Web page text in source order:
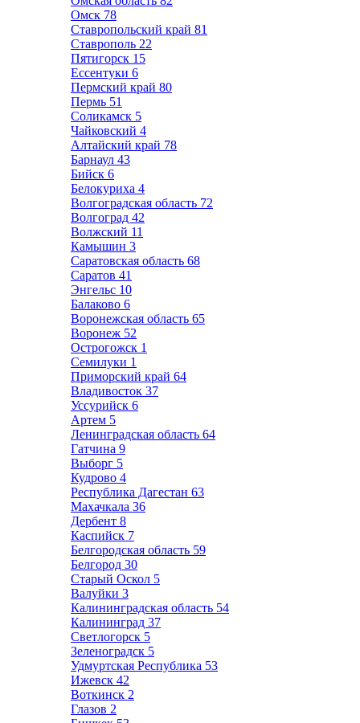
Омск 78
Ставропольский край 81
Ставрополь 22
Пятигорск 15
Ессентуки 6
Пермский край 80
Пермь 51
Соликамск 5
Чайковский 4
Алтайский край 78
Барнаул 43
Бийск 6
Белокуриха 4
Волгоградская область 72
Волгоград 42
Волжский 11
Камышин 3
Саратовская область 68
Саратов 41
Энгельс 10
Балаково 6
Воронежская область 65
Воронеж 52
Острогожск 1
Семилуки 1
Приморский край 64
Владивосток 37
Уссурийск 6
Артем 5
Ленинградская область 64
Гатчина 9
Выборг 5
Кудрово 4
Республика Дагестан 63
Махачкала 36
Дербент 8
Каспийск 7
Белгородская область 59
Белгород 30
Старый Оскол 5
Валуйки 3
Калининградская область 54
Калининград 37
Светлогорск 5
Зеленоградск 5
Удмуртская Республика 53
Ижевск 42
Воткинск 2
Глазов 2